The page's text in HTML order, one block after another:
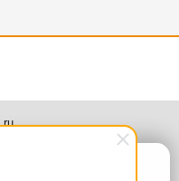
Cookies